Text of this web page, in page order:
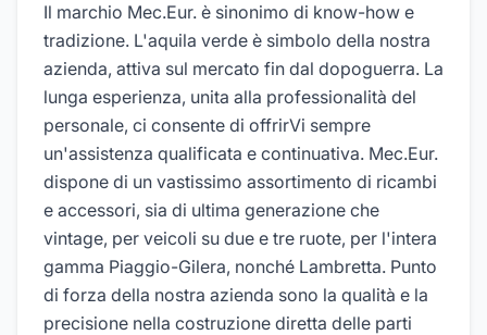
Il marchio Mec.Eur. è sinonimo di know-how e
tradizione. L'aquila verde è simbolo della nostra
azienda, attiva sul mercato fin dal dopoguerra. La
lunga esperienza, unita alla professionalità del
personale, ci consente di offrirVi sempre
un'assistenza qualificata e continuativa. Mec.Eur.
dispone di un vastissimo assortimento di ricambi
e accessori, sia di ultima generazione che
vintage, per veicoli su due e tre ruote, per l'intera
gamma Piaggio-Gilera, nonché Lambretta. Punto
di forza della nostra azienda sono la qualità e la
precisione nella costruzione diretta delle parti